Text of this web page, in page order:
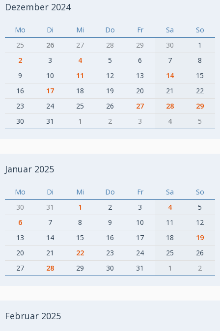
Dezember 2024
Mo Di Mi Do Fr Sa
So
25
26 27 28 29 30
1
2
3 4 5 6 7
8
9
10 11 12 13 14
15
16
17 18 19 20 21
22
23
24 25 26 27 28
29
30
31 1 2 3 4 5
Januar 2025
Mo Di Mi Do Fr Sa
So
30
31 1 2 3 4
5
6
7 8 9 10 11
12
13
14 15 16 17 18
19
20
21 22 23 24 25
26
27
28 29 30 31 1 2
Februar 2025